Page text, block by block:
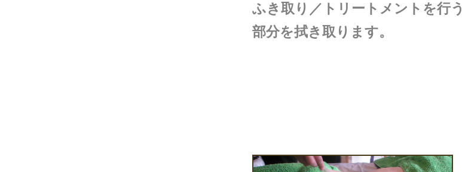
ふき取り／トリートメントを行う
部分を拭き取ります。